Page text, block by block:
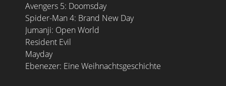
Avengers 5: Doomsday
Spider-Man 4: Brand New Day
Jumanji: Open World
Resident Evil
Mayday
Ebenezer: Eine Weihnachtsgeschichte